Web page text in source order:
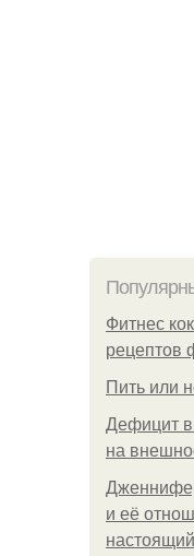
Фитнес
рецептов
Пить или
Дефицит
на
и её